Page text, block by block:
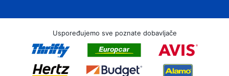
Uspoređujemo sve poznate dobavljače